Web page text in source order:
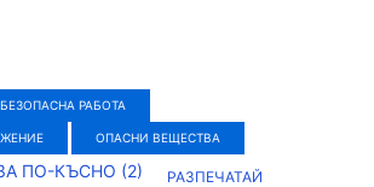
РАБОТА
ОПАСНИ ВЕЩЕСТВА
ПО-КЪСНО (2) РАЗПЕЧАТАЙ